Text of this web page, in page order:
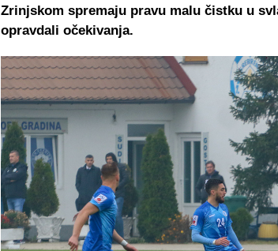
Zrinjskom spremaju pravu malu čistku u
opravdali očekivanja.